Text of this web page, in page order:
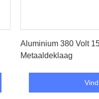
Aluminium 380 Volt
Metaaldeklaag